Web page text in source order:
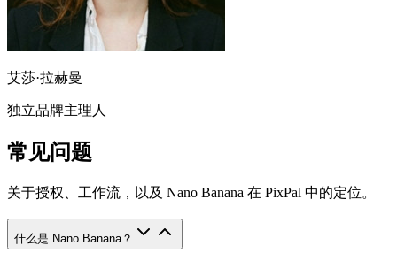
艾莎·拉赫曼
独立品牌主理人
常见问题
关于授权、工作流，以及 Nano Banana 在 PixPal 中的定位。
什么是 Nano Banana？